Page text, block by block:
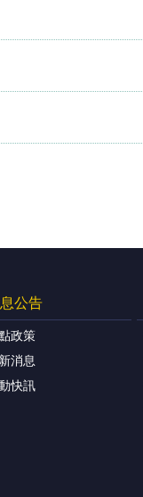
公告
政策
消息
快訊